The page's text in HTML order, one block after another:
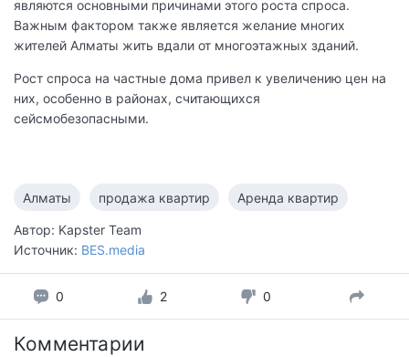
являются основными причинами этого роста спроса.
Важным фактором также является желание многих
жителей Алматы жить вдали от многоэтажных зданий.
Рост спроса на частные дома привел к увеличению цен на
них, особенно в районах, считающихся
сейсмобезопасными.
Алматы продажа квартир Аренда квартир
Автор: Kapster Team
Источник: BES.media
0 2 0
Комментарии